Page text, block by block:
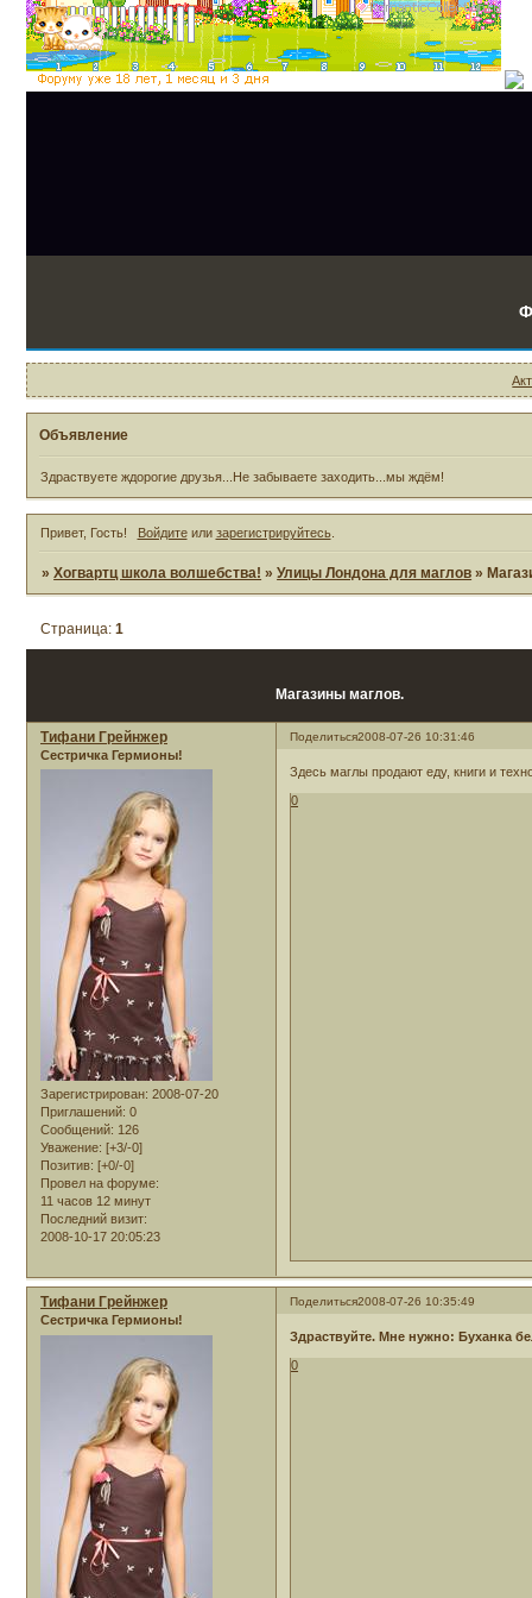
Объявление
Здраствуете ждорогие друзья...Не забываете заходить...мы ждём!
Привет, Гость! Войдитеили зарегистрируйтесь.
»Хогвартц школа волшебства! »Улицы Лондона для маглов »
Магазины маглов.
Страница:1
Поделиться2008-07-26 10:31:46
Тифани Грейнжер
Сестричка Гермионы!
Зарегистрирован: 2008-07-20
Приглашений: 0
Сообщений: 126
Уважение: [+3/-0]
Позитив: [+0/-0]
Провел на форуме:
11 часов 12 минут
Последний визит:
2008-10-17 20:05:23
Здесь маглы продают еду, книги и
0
Поделиться2008-07-26 10:35:49
Тифани Грейнжер
Сестричка Гермионы!
Здраствуйте. Мне нужно: Буханка
0